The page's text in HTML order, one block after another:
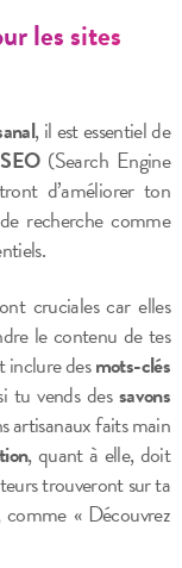
les sites
, il est essentiel de
SEO(Search Engine
d’améliorer ton
recherche comme
cruciales car elles
le contenu de tes
desmots-clés
tu vends dessavons
artisanaux faits main
, quant à elle, doit
trouveront sur ta
comme « Découvrez